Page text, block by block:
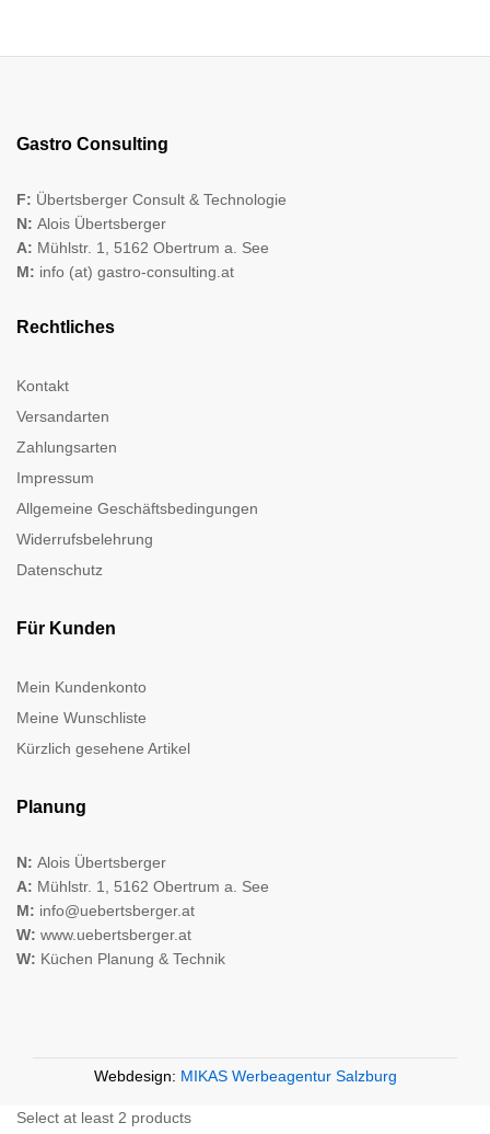
Gastro Consulting
F: Übertsberger Consult & Technologie
N: Alois Übertsberger
A: Mühlstr. 1, 5162 Obertrum a. See
M: info (at) gastro-consulting.at
Rechtliches
Kontakt
Versandarten
Zahlungsarten
Impressum
Allgemeine Geschäftsbedingungen
Widerrufsbelehrung
Datenschutz
Für Kunden
Mein Kundenkonto
Meine Wunschliste
Kürzlich gesehene Artikel
Planung
N: Alois Übertsberger
A: Mühlstr. 1, 5162 Obertrum a. See
M: info@uebertsberger.at
W: www.uebertsberger.at
W: Küchen Planung & Technik
Webdesign: MIKAS Werbeagentur Salzburg
Select at least 2 products